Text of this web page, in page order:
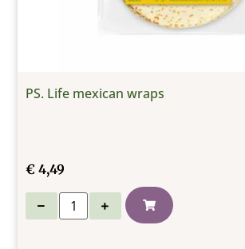
PS. Life mexican wraps
€ 4,49